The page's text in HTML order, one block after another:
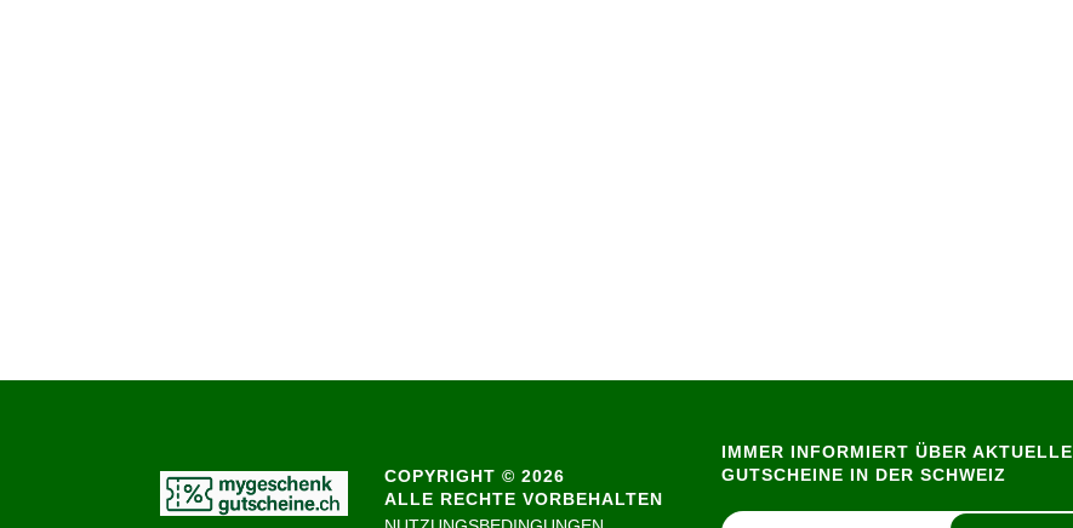
COPYRIGHT © 2026
ALLE RECHTE VORBEHALTEN
IMMER INFORMIERT ÜBER AKTUELLE
GUTSCHEINE IN DER SCHWEIZ